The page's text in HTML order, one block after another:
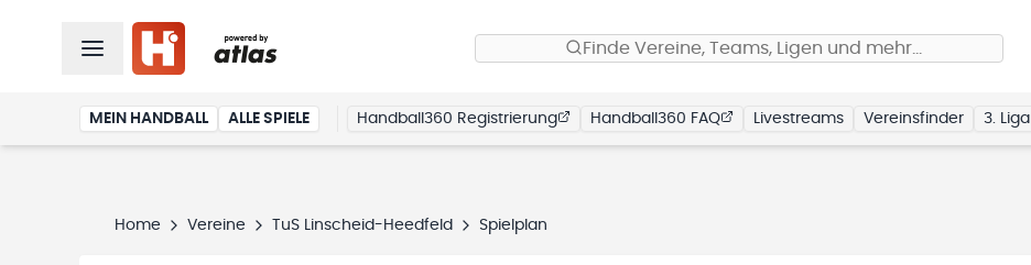
Finde Vereine, Teams, Ligen und mehr…
MEIN HANDBALL ALLE SPIELE Handball360 Registrierung Handball360 FAQ Livestreams Vereinsfinder 3. Liga
Home Vereine TuS Linscheid-Heedfeld Spielplan